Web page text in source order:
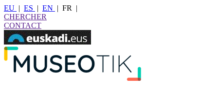
EU | ES | EN | FR
|
CHERCHER
CONTACT